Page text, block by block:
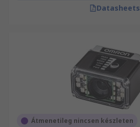
Datasheets
Átmenetileg nincsen készleten